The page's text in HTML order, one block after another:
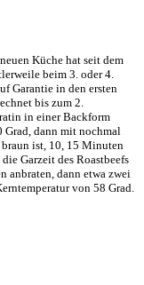
Küche hat seit dem
beim 3. oder 4.
Garantie in den ersten
bis zum 2.
in einer Backform
Grad, dann mit nochmal
ist, 10, 15 Minuten
Garzeit des Roastbeefs
anbraten, dann etwa zwei
von 58 Grad.